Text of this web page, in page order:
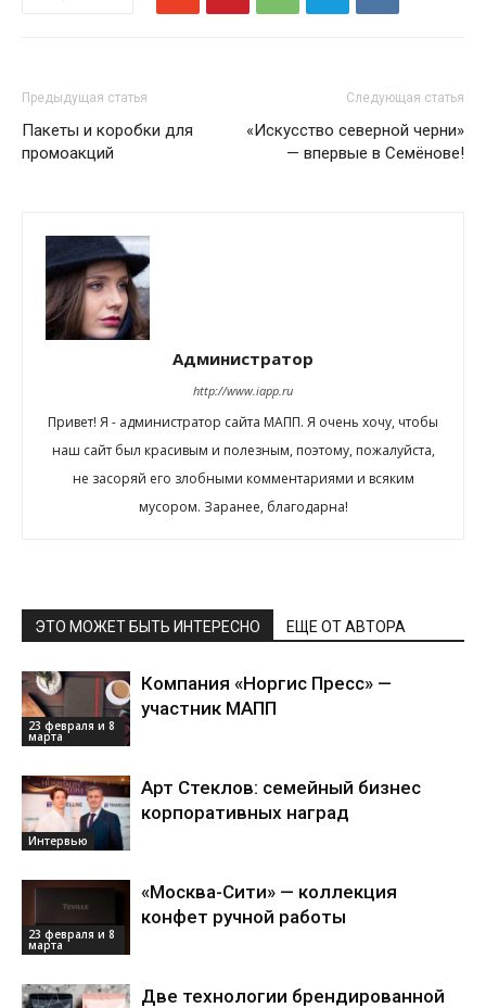
Предыдущая статья
Пакеты и коробки для
промоакций
Следующая статья
«Искусство северной черни»
— впервые в Семёнове!
Администратор
http://www.iapp.ru
Привет! Я - администратор сайта МАПП. Я очень хочу, чтобы
наш сайт был красивым и полезным, поэтому, пожалуйста,
не засоряй его злобными комментариями и всяким
мусором. Заранее, благодарна!
ЭТО МОЖЕТ БЫТЬ ИНТЕРЕСНО ЕЩЕ ОТ АВТОРА
23 февраля и 8
марта
Компания «Норгис Пресс» —
участник МАПП
Интервью
Арт Стеклов: семейный бизнес
корпоративных наград
23 февраля и 8
марта
«Москва-Сити» — коллекция
конфет ручной работы
Две технологии брендированной